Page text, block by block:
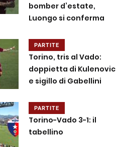
bomber d’estate,
Luongo si conferma
PARTITE
Torino, tris al Vado:
doppietta di Kulenovic
e sigillo di Gabellini
PARTITE
Torino-Vado 3-1: il
tabellino